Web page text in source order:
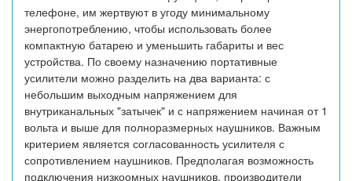
телефоне, им жертвуют в угоду минимальному
энергопотреблению, чтобы использовать более
компактную батарею и уменьшить габариты и вес
устройства. По своему назначению портативные
усилители можно разделить на два варианта: с
небольшим выходным напряжением для
внутриканальных "затычек" и с напряжением начиная от 1
вольта и выше для полноразмерных наушников. Важным
критерием является согласованность усилителя с
сопротивлением наушников. Предполагая возможность
подключения низкоомных наушников, производители